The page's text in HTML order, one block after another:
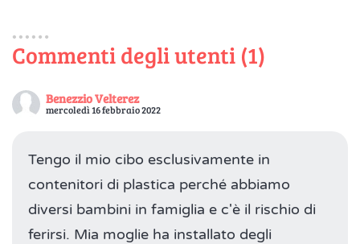
Commenti degli utenti (1)
Benezzio Velterez
mercoledì 16 febbraio 2022
Tengo il mio cibo esclusivamente in
contenitori di plastica perché abbiamo
diversi bambini in famiglia e c'è il rischio di
ferirsi. Mia moglie ha installato degli